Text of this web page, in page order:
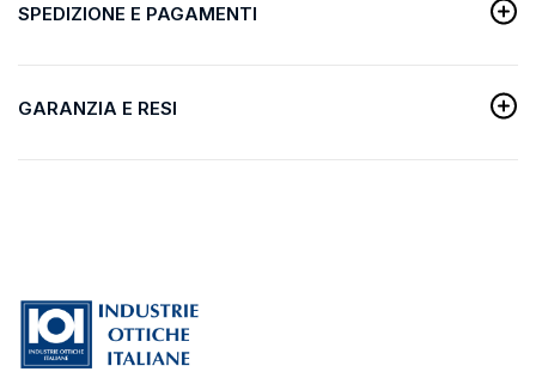
SPEDIZIONE E PAGAMENTI
GARANZIA E RESI